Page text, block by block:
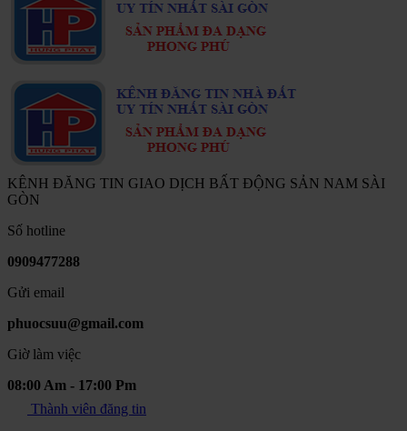
KÊNH ĐĂNG TIN GIAO DỊCH BẤT ĐỘNG SẢN NAM SÀI
GÒN
Số hotline
0909477288
Gửi email
phuocsuu@gmail.com
Giờ làm việc
08:00 Am - 17:00 Pm
Thành viên đăng tin